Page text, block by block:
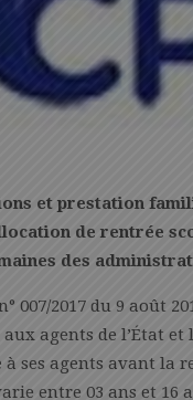
et prestation
de rentrée
des
007/2017 du 9 août
agents de l’État
à ses agents avant la
entre 03 ans et 16